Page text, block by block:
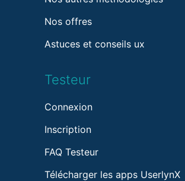
Nos offres
Astuces et conseils ux
Testeur
Connexion
Inscription
FAQ Testeur
Télécharger les apps UserlynX